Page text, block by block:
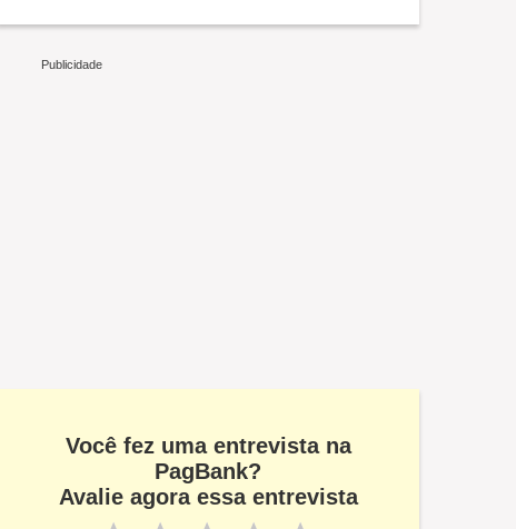
Você fez uma entrevista na
PagBank?
Avalie agora essa entrevista